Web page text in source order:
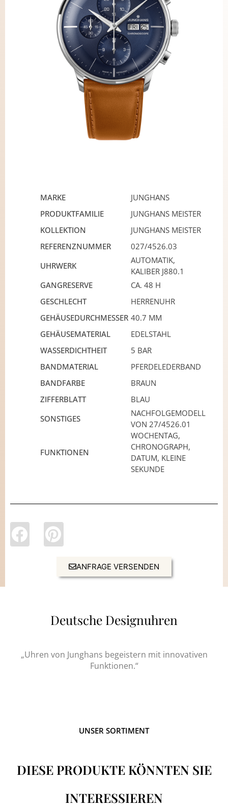
MARKE
JUNGHANS
PRODUKTFAMILIE
JUNGHANS MEISTER
KOLLEKTION
JUNGHANS MEISTER
REFERENZNUMMER
027/4526.03
UHRWERK
AUTOMATIK,
KALIBER J880.1
GANGRESERVE
CA. 48 H
GESCHLECHT
HERRENUHR
GEHÄUSEDURCHMESSER 40.7 MM
GEHÄUSEMATERIAL
EDELSTAHL
WASSERDICHTHEIT
5 BAR
BANDMATERIAL
PFERDELEDERBAND
BANDFARBE
BRAUN
ZIFFERBLATT
BLAU
SONSTIGES
NACHFOLGEMODELL
VON 27/4526.01
FUNKTIONEN
WOCHENTAG,
CHRONOGRAPH,
DATUM, KLEINE
SEKUNDE
ANFRAGE VERSENDEN
Deutsche Designuhren
„Uhren von Junghans begeistern mit innovativen
Funktionen.“
UNSER SORTIMENT
DIESE PRODUKTE KÖNNTEN SIE
INTERESSIEREN